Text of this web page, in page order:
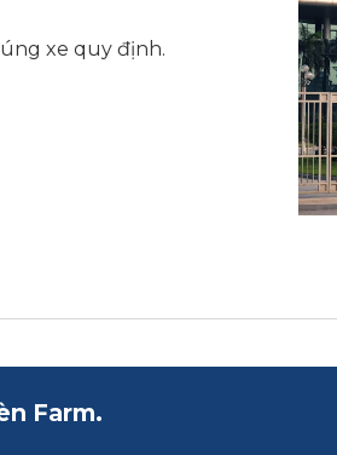
xe quy định.
Farm.